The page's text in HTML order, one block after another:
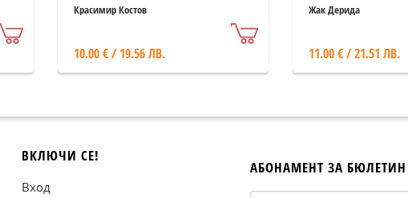
Красимир Костов
10.00 € / 19.56 ЛВ.
Жак Дерида
11.00 € / 21.51 ЛВ.
ВКЛЮЧИ СЕ!
Вход
АБОНАМЕНТ ЗА БЮЛЕТИН